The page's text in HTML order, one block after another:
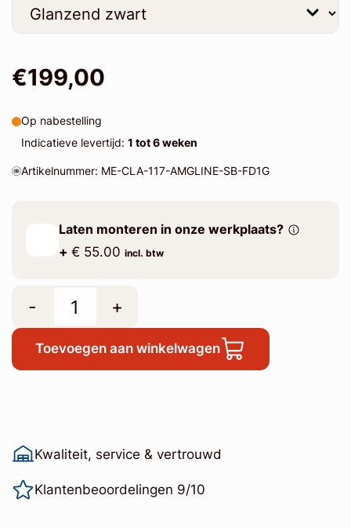
€199,00
Op nabestelling
Indicatieve levertijd: 1 tot 6 weken
Artikelnummer: ME-CLA-117-AMGLINE-SB-FD1G
Laten monteren in onze werkplaats?
+ € 55.00 incl. btw
- +
Toevoegen aan winkelwagen
Kwaliteit, service & vertrouwd
Klantenbeoordelingen 9/10